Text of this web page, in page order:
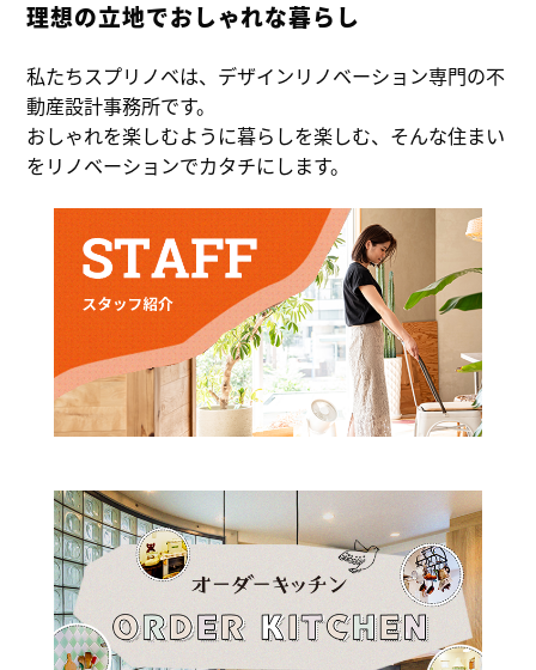
理想の立地でおしゃれな暮らし
私たちスプリノベは、デザインリノベーション専門の不
動産設計事務所です。
おしゃれを楽しむように暮らしを楽しむ、そんな住まい
をリノベーションでカタチにします。